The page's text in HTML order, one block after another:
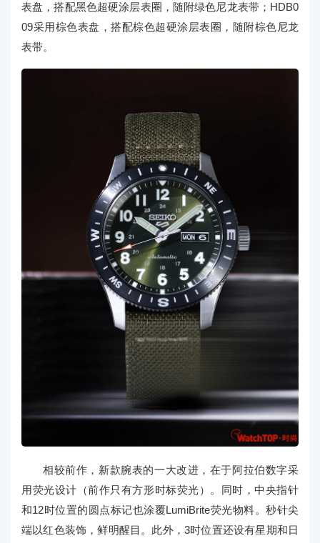
表盘，搭配黑色超硬涂层表圈，随附绿色尼龙表带；HDB0
09采用棕色表盘，搭配棕色超硬涂层表圈，随附棕色尼龙
表带。
相较前作，新款腕表的一大改进，在于阿拉伯数字采
用荧光设计（前作只有方形时标荧光）。同时，中央指针
和12时位置的圆点标记也涂覆LumiBrite荧光物料。秒针尖
端以红色装饰，鲜明醒目。此外，3时位置还设有星期和日